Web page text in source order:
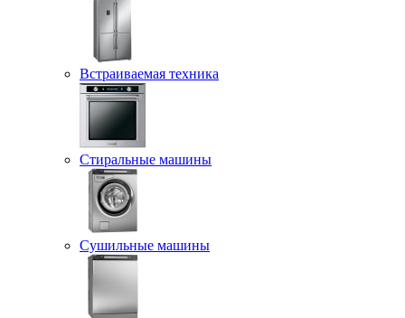
Встраиваемая техника
Стиральные машины
Сушильные машины